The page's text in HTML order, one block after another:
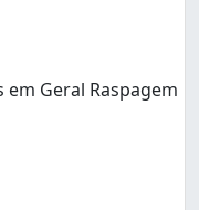
em Geral Raspagem